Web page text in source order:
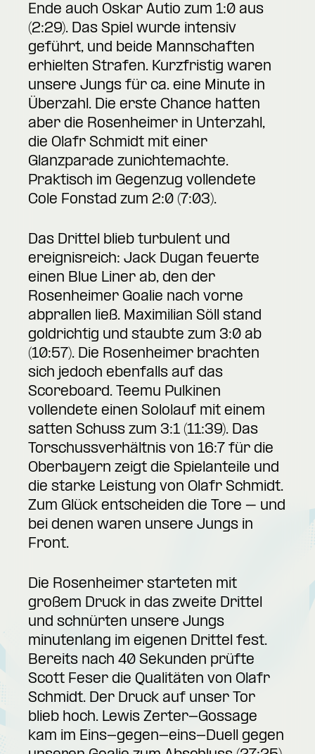
Ende auch Oskar Autio zum 1:0 aus
(2:29). Das Spiel wurde intensiv
geführt, und beide Mannschaften
erhielten Strafen. Kurzfristig waren
unsere Jungs für ca. eine Minute in
Überzahl. Die erste Chance hatten
aber die Rosenheimer in Unterzahl,
die Olafr Schmidt mit einer
Glanzparade zunichtemachte.
Praktisch im Gegenzug vollendete
Cole Fonstad zum 2:0 (7:03).
Das Drittel blieb turbulent und
ereignisreich: Jack Dugan feuerte
einen Blue Liner ab, den der
Rosenheimer Goalie nach vorne
abprallen ließ. Maximilian Söll stand
goldrichtig und staubte zum 3:0 ab
(10:57). Die Rosenheimer brachten
sich jedoch ebenfalls auf das
Scoreboard. Teemu Pulkinen
vollendete einen Sololauf mit einem
satten Schuss zum 3:1 (11:39). Das
Torschussverhältnis von 16:7 für die
Oberbayern zeigt die Spielanteile und
die starke Leistung von Olafr Schmidt.
Zum Glück entscheiden die Tore – und
bei denen waren unsere Jungs in
Front.
Die Rosenheimer starteten mit
großem Druck in das zweite Drittel
und schnürten unsere Jungs
minutenlang im eigenen Drittel fest.
Bereits nach 40 Sekunden prüfte
Scott Feser die Qualitäten von Olafr
Schmidt. Der Druck auf unser Tor
blieb hoch. Lewis Zerter-Gossage
kam im Eins-gegen-eins-Duell gegen